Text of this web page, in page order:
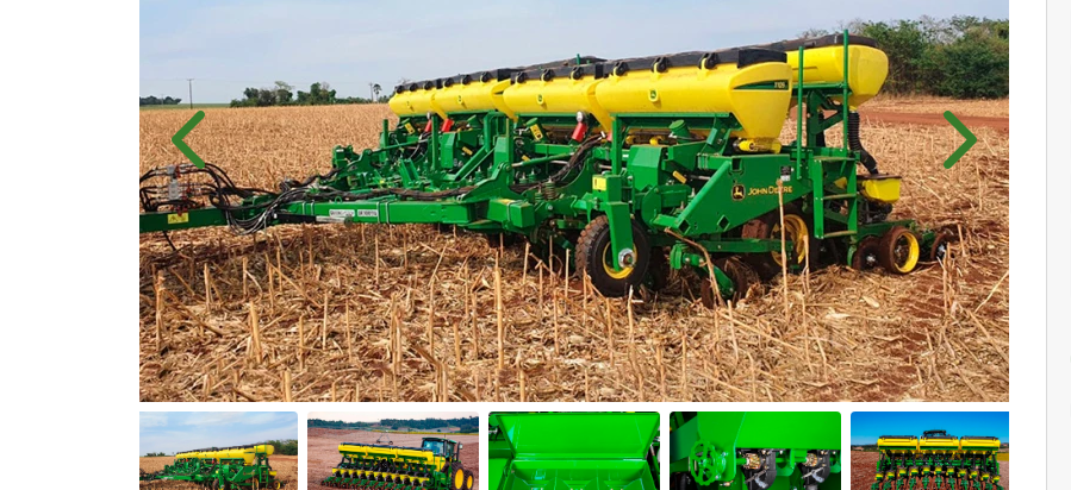
Anterior Próximo